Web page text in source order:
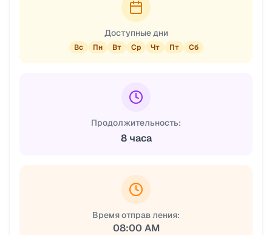
Доступные дни
Вс Пн Вт Ср Чт Пт Сб
Продолжительность:
8 часа
Время отправ ления:
08:00 AM